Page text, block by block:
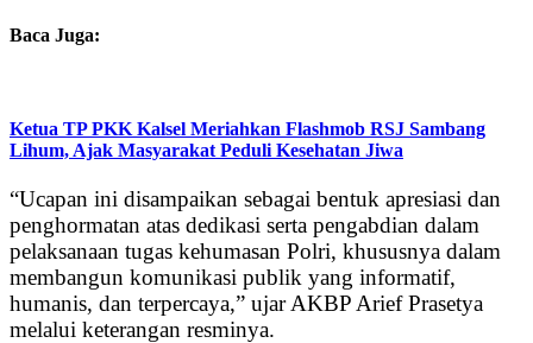
Baca Juga:
Ketua TP PKK Kalsel Meriahkan Flashmob RSJ Sambang
Lihum, Ajak Masyarakat Peduli Kesehatan Jiwa
“Ucapan ini disampaikan sebagai bentuk apresiasi dan
penghormatan atas dedikasi serta pengabdian dalam
pelaksanaan tugas kehumasan Polri, khususnya dalam
membangun komunikasi publik yang informatif,
humanis, dan terpercaya,” ujar AKBP Arief Prasetya
melalui keterangan resminya.